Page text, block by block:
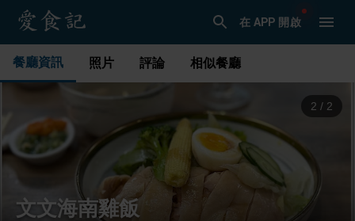
在 APP 開啟
餐廳資訊 照片 評論 相似餐廳
1 / 2
文文海南雞飯